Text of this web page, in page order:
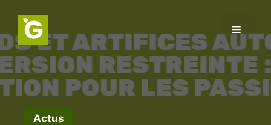
contenu
Menu
Actus